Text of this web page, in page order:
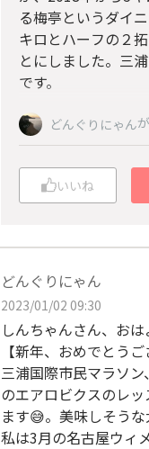
る梅亭というダイ
キロとハーフの２
とにしました。三
です。
どんぐりにゃん
いいね
どんぐりにゃん
2023/01/02 09:30
しんちゃんさん、お
【新年、おめでとうご
三浦国際市民マラソ
のエアロビクスのレ
ます😅。美味しそう
私は3月の名古屋ウィ